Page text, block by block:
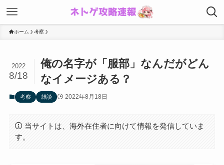
ホーム 考察
俺の名字が「服部」なんだがどん
なイメージある？
2022
8/18
考察 雑談 2022年8月18日
当サイトは、海外在住者に向けて情報を発信していま
す。